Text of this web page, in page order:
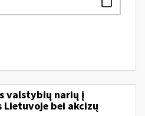
valstybių narių į
bei akcizų